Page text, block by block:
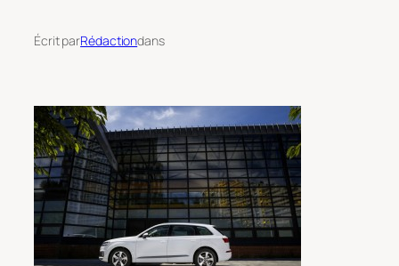
Écrit parRédactiondans